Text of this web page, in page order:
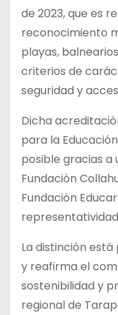
de 2023, que es
reconocimiento
playas,
criterios de
seguridad y
Dicha
para la
posible gracias a
Fundación
Fundación
La distinción
y reafirma el
sostenibilidad y
regional de